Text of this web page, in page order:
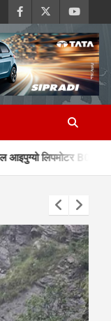
छिट्टै लन्च हुने